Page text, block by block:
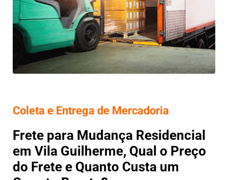
Coleta e Entrega de Mercadoria
Frete para Mudança Residencial
em Vila Guilherme, Qual o Preço
do Frete e Quanto Custa um